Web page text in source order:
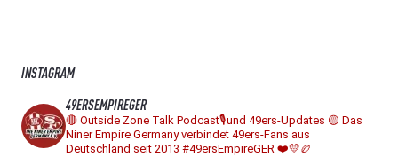
INSTAGRAM
49ERSEMPIREGER
🔴 Outside Zone Talk Podcast🎙️und 49ers-Updates 🟡 Das
Niner Empire Germany verbindet 49ers-Fans aus
Deutschland seit 2013 #49ersEmpireGER ❤️💛🏉